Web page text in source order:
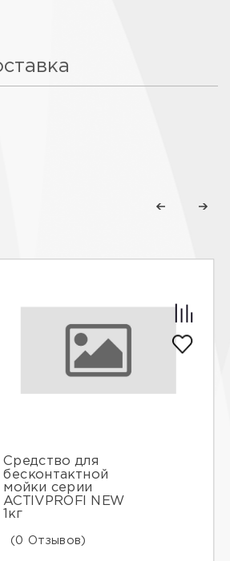
Средство для
бесконтактной
мойки серии
ACTIVPROFI NEW
1кг
(0 Отзывов)